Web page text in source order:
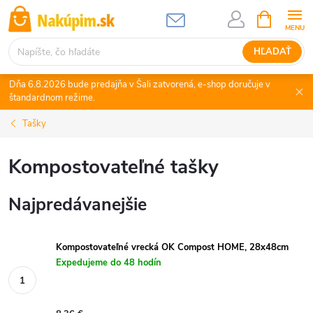
Prejsť
na
obsah
HĽADAŤ
KOŠÍK
Dňa 6.8.2026 bude predajňa v Šali zatvorená, e-shop doručuje v
štandardnom režime.
Tašky
Kompostovateľné tašky
Najpredávanejšie
Kompostovateľné vrecká OK Compost HOME, 28x48cm
Expedujeme do 48 hodín